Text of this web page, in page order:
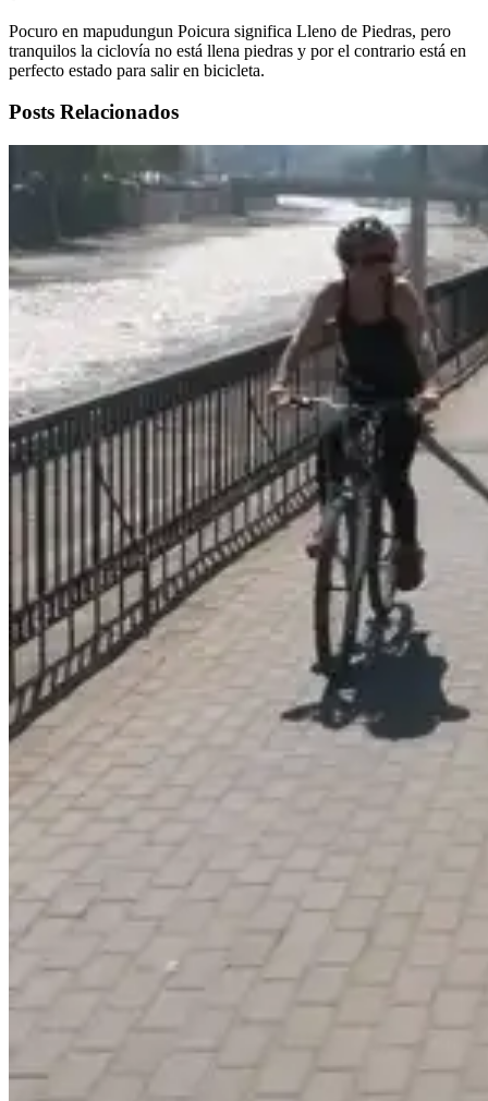
Pocuro en mapudungun Poicura significa Lleno de Piedras, pero
tranquilos la ciclovía no está llena piedras y por el contrario está en
perfecto estado para salir en bicicleta.
Posts Relacionados